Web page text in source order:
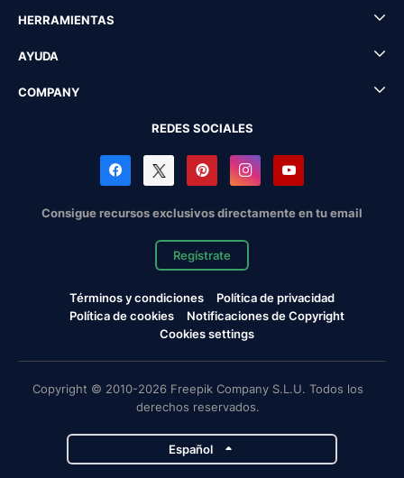
HERRAMIENTAS
AYUDA
COMPANY
REDES SOCIALES
Consigue recursos exclusivos directamente en tu email
Regístrate
Términos y condiciones
Política de privacidad
Política de cookies
Notificaciones de Copyright
Cookies settings
Copyright © 2010-2026 Freepik Company S.L.U. Todos los
derechos reservados.
Español